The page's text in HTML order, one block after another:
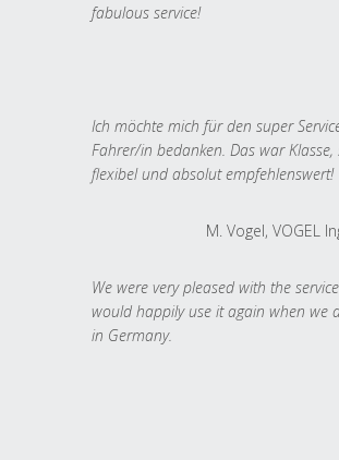
fabulous service!
Ich möchte mich für den super
Fahrer/in bedanken. Das war Klasse,
flexibel und absolut empfehlenswert!
M. Vogel, VOGEL
We were very pleased with the
would happily use it again when we
in Germany.